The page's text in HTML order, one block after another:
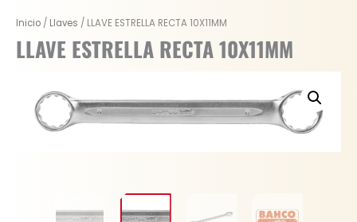
Inicio / Llaves / LLAVE ESTRELLA RECTA 10X11MM
LLAVE ESTRELLA RECTA 10X11MM
LLAVE
ESTRELLA
RECTA
cantidad